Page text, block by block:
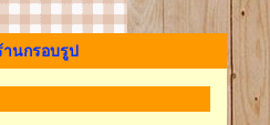
นกรอบรูป